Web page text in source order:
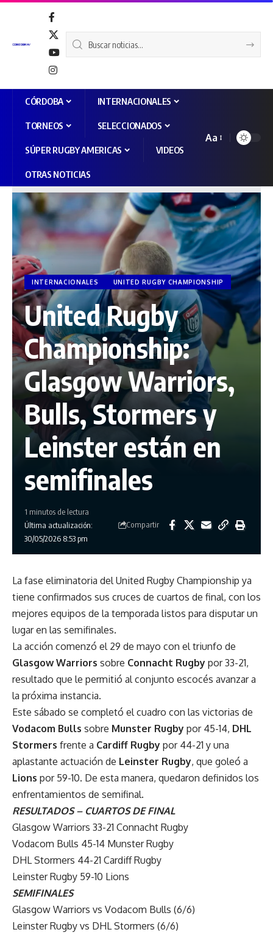
CÓRDOBA INTERNACIONALES
TORNEOS SELECCIONADOS
SÚPER RUGBY AMERICAS VIDEOS
OTRAS NOTICIAS
Aa
INTERNACIONALES UNITED RUGBY CHAMPIONSHIP
United Rugby
Championship:
Glasgow Warriors,
Bulls, Stormers y
Leinster están en
semifinales
Última actualización:
30/05/2026 8:53 pm
1 minutos de lectura
Compartir
La fase eliminatoria del United Rugby Championship ya
tiene confirmados sus cruces de cuartos de final, con los
mejores equipos de la temporada listos para disputar un
lugar en las semifinales.
La acción comenzó el 29 de mayo con el triunfo de
Glasgow Warriors sobre Connacht Rugby por 33-21,
resultado que le permitió al conjunto escocés avanzar a
la próxima instancia.
Este sábado se completó el cuadro con las victorias de
Vodacom Bulls sobre Munster Rugby por 45-14, DHL
Stormers frente a Cardiff Rugby por 44-21 y una
aplastante actuación de Leinster Rugby, que goleó a
Lions por 59-10. De esta manera, quedaron definidos los
enfrentamientos de semifinal.
RESULTADOS – CUARTOS DE FINAL
Glasgow Warriors 33-21 Connacht Rugby
Vodacom Bulls 45-14 Munster Rugby
DHL Stormers 44-21 Cardiff Rugby
Leinster Rugby 59-10 Lions
SEMIFINALES
Glasgow Warriors vs Vodacom Bulls (6/6)
Leinster Rugby vs DHL Stormers (6/6)